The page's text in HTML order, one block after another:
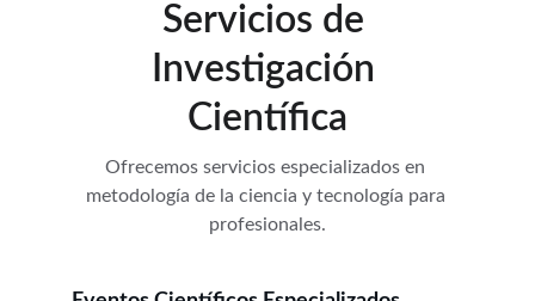
Servicios de
Investigación
Científica
Ofrecemos servicios especializados en
metodología de la ciencia y tecnología para
profesionales.